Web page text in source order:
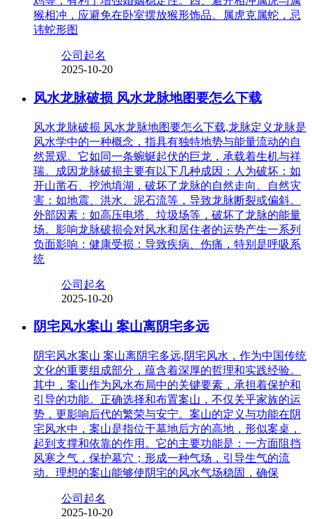
猴相冲，应避免在卧室摆放猴形饰品。属虎克属蛇，忌
讳蛇形图
公司起名
2025-10-20
风水龙脉破损 风水龙脉地图要怎么下载
风水龙脉破损 风水龙脉地图要怎么下载,龙脉定义龙脉是
风水学中的一种概念，指具有独特地势与能量流动的自
然景观。它如同一条蜿蜒起伏的巨龙，承载着生机与祥
瑞。成因龙脉破损主要有以下几种成因：人为破坏：如
开山凿石、挖池填湖，破坏了龙脉的自然走向。自然灾
害：如地震、洪水、泥石流等，导致龙脉断裂或偏斜。
外部因素：如高压电塔、垃圾场等，破坏了龙脉的能量
场。影响龙脉破损会对风水和居住者的运势产生一系列
负面影响：健康受损：导致疾病、伤痛，特别是呼吸系
统
公司起名
2025-10-20
阴宅风水案山 案山离阴宅多远
阴宅风水案山 案山离阴宅多远,阴宅风水，作为中国传统
文化的重要组成部分，蕴含着深厚的哲理和实践经验。
其中，案山作为风水布局中的关键要素，承担着保护和
引导的功能。正确选择和布置案山，不仅关乎家族的运
势，更影响后代的繁荣与安宁。案山的定义与功能在阴
宅风水中，案山是指位于墓地后方的高地，形似案桌，
起到支撑和依靠的作用。它的主要功能是：一方面阻挡
风寒之气，保护墓穴；形成一种气场，引导生气的流
动。理想的案山能够使阴宅的风水气场稳固，确保
公司起名
2025-10-20